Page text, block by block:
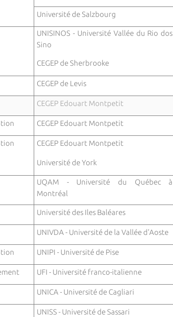
Université de Salzbourg
UNISINOS - Université Vallée du Rio dos
Sino
CEGEP de Sherbrooke
CEGEP de Levis
CEGEP Edouart Montpetit
CEGEP Edouart Montpetit
CEGEP Edouart Montpetit
Université de York
UQAM - Université du Québec à
Montréal
Université des Iles Baléares
UNIVDA - Université de la Vallée d'Aoste
UNIPI - Université de Pise
UFI - Université franco-italienne
UNICA - Université de Cagliari
UNISS - Université de Sassari